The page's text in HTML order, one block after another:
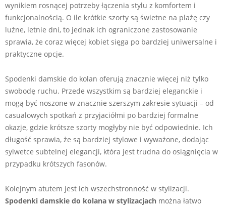
wynikiem rosnącej potrzeby łączenia stylu z komfortem i
funkcjonalnością. O ile krótkie szorty są świetne na plażę czy
luźne, letnie dni, to jednak ich ograniczone zastosowanie
sprawia, że coraz więcej kobiet sięga po bardziej uniwersalne i
praktyczne opcje.
Spodenki damskie do kolan oferują znacznie więcej niż tylko
swobodę ruchu. Przede wszystkim są bardziej eleganckie i
mogą być noszone w znacznie szerszym zakresie sytuacji – od
casualowych spotkań z przyjaciółmi po bardziej formalne
okazje, gdzie krótsze szorty mogłyby nie być odpowiednie. Ich
długość sprawia, że są bardziej stylowe i wyważone, dodając
sylwetce subtelnej elegancji, która jest trudna do osiągnięcia w
przypadku krótszych fasonów.
Kolejnym atutem jest ich wszechstronność w stylizacji.
Spodenki damskie do kolana w stylizacjach można łatwo